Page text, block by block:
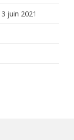
3 juin 2021